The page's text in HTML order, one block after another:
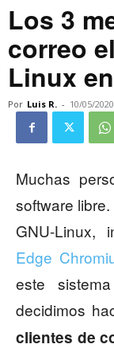
Los 3
correo
Linux
Por Luis R. - 10/05/2020
Muchas
software
GNU-Linux,
Edge
este
decidimos
clientes de